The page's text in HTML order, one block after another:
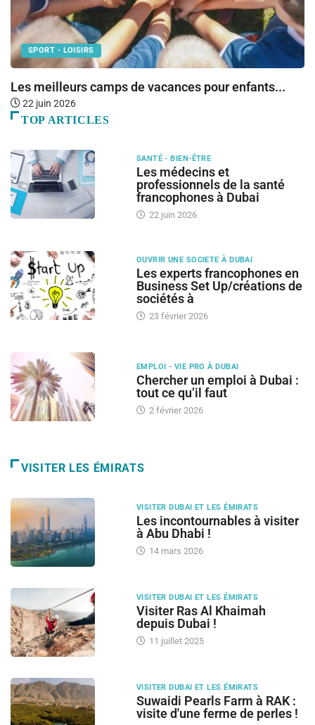
SPORT - LOISIRS
Les meilleurs camps de vacances pour enfants...
22 juin 2026
TOP ARTICLES
SANTÉ - BIEN-ÊTRE
Les médecins et
professionnels de la santé
francophones à Dubai
22 juin 2026
OUVRIR UNE SOCIETE À DUBAI
Les experts francophones en
Business Set Up/créations de
sociétés à
23 février 2026
EMPLOI - VIE PRO À DUBAI
Chercher un emploi à Dubai :
tout ce qu’il faut
2 février 2026
VISITER LES ÉMIRATS
VISITER DUBAI ET LES ÉMIRATS
Les incontournables à visiter
à Abu Dhabi !
14 mars 2026
VISITER DUBAI ET LES ÉMIRATS
Visiter Ras Al Khaimah
depuis Dubai !
11 juillet 2025
VISITER DUBAI ET LES ÉMIRATS
Suwaidi Pearls Farm à RAK :
visite d'une ferme de perles !